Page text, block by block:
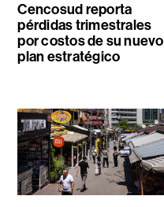
Cencosud reporta
pérdidas trimestrales
por costos de su nuevo
plan estratégico